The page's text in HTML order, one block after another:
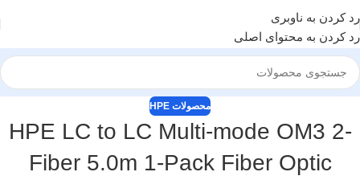
رد کردن به ناوبری
رد کردن به محتوای اصلی
محصولات HPE
HPE LC to LC Multi-mode OM3 2-
Fiber 5.0m 1-Pack Fiber Optic